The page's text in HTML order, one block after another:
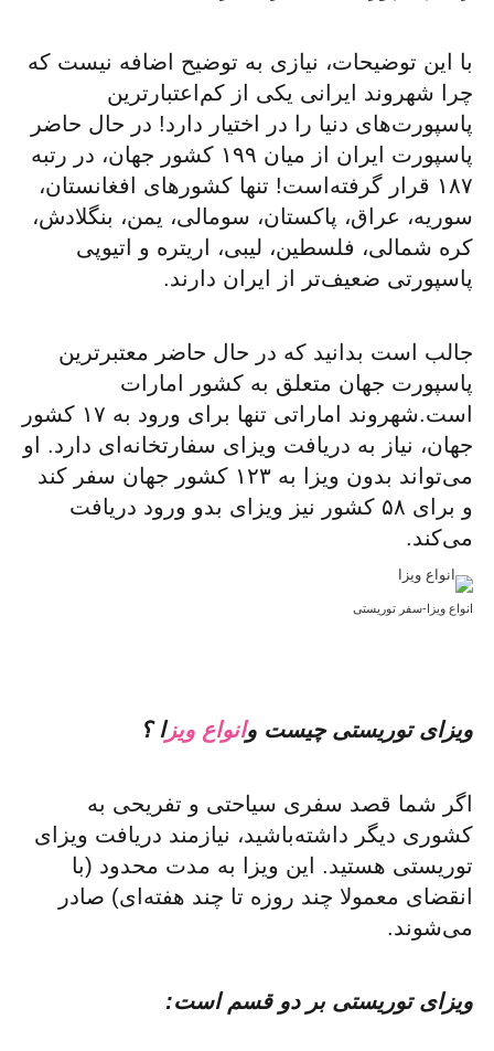
با این توضیحات، نیازی به توضیح اضافه نیست که
چرا شهروند ایرانی یکی از کم‌اعتبارترین
پاسپورت‌های دنیا را در اختیار دارد! در حال حاضر
پاسپورت ایران از میان ۱۹۹ کشور جهان، در رتبه
۱۸۷ قرار گرفته‌است! تنها کشورهای افغانستان،
سوریه، عراق، پاکستان، سومالی، یمن، بنگلادش،
کره شمالی، فلسطین، لیبی، اریتره و اتیوپی
پاسپورتی ضعیف‌تر از ایران دارند.
جالب‌ است بدانید که در حال حاضر معتبرترین
پاسپورت جهان متعلق به کشور امارات
است.شهروند اماراتی تنها برای ورود به ۱۷ کشور
جهان، نیاز به دریافت ویزای سفارتخانه‌ای دارد. او
می‌تواند بدون ویزا به ۱۲۳ کشور جهان سفر کند
و برای ۵۸ کشور نیز ویزای بدو ورود دریافت
می‌کند.
انواع ویزا-سفر توریستی
ویزای توریستی چیست وانواع ویزا ؟
اگر شما قصد سفری سیاحتی و تفریحی به
کشوری دیگر داشته‌باشید، نیازمند دریافت ویزای
توریستی هستید. این ویزا به مدت محدود (با
انقضای معمولا چند روزه تا چند هفته‌ای) صادر
می‌شوند.
ویزای توریستی بر دو قسم است: